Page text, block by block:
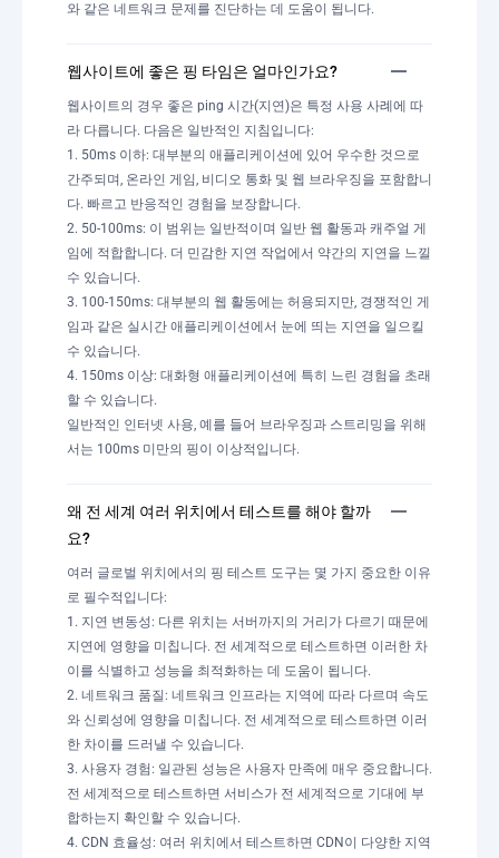
와 같은 네트워크 문제를 진단하는 데 도움이 됩니다.
웹사이트에 좋은 핑 타임은 얼마인가요?
웹사이트의 경우 좋은 ping 시간(지연)은 특정 사용 사례에 따
라 다릅니다. 다음은 일반적인 지침입니다:
1. 50ms 이하: 대부분의 애플리케이션에 있어 우수한 것으로
간주되며, 온라인 게임, 비디오 통화 및 웹 브라우징을 포함합니
다. 빠르고 반응적인 경험을 보장합니다.
2. 50-100ms: 이 범위는 일반적이며 일반 웹 활동과 캐주얼 게
임에 적합합니다. 더 민감한 지연 작업에서 약간의 지연을 느낄
수 있습니다.
3. 100-150ms: 대부분의 웹 활동에는 허용되지만, 경쟁적인 게
임과 같은 실시간 애플리케이션에서 눈에 띄는 지연을 일으킬
수 있습니다.
4. 150ms 이상: 대화형 애플리케이션에 특히 느린 경험을 초래
할 수 있습니다.
일반적인 인터넷 사용, 예를 들어 브라우징과 스트리밍을 위해
서는 100ms 미만의 핑이 이상적입니다.
왜 전 세계 여러 위치에서 테스트를 해야 할까
요?
여러 글로벌 위치에서의 핑 테스트 도구는 몇 가지 중요한 이유
로 필수적입니다:
1. 지연 변동성: 다른 위치는 서버까지의 거리가 다르기 때문에
지연에 영향을 미칩니다. 전 세계적으로 테스트하면 이러한 차
이를 식별하고 성능을 최적화하는 데 도움이 됩니다.
2. 네트워크 품질: 네트워크 인프라는 지역에 따라 다르며 속도
와 신뢰성에 영향을 미칩니다. 전 세계적으로 테스트하면 이러
한 차이를 드러낼 수 있습니다.
3. 사용자 경험: 일관된 성능은 사용자 만족에 매우 중요합니다.
전 세계적으로 테스트하면 서비스가 전 세계적으로 기대에 부
합하는지 확인할 수 있습니다.
4. CDN 효율성: 여러 위치에서 테스트하면 CDN이 다양한 지역